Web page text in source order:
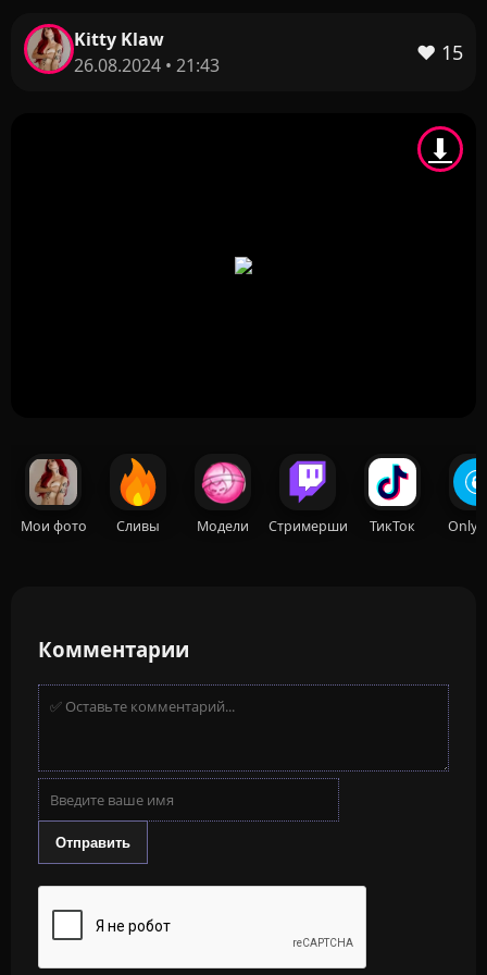
Kitty Klaw
26.08.2024 • 21:43
❤️ 15
⬇
Мои фото Сливы Модели Стримерши ТикТок
Комментарии